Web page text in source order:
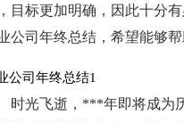
目标更加明确，因此十分
公司年终总结，希望能够帮
公司年终总结1
时光飞逝，***年即将成为